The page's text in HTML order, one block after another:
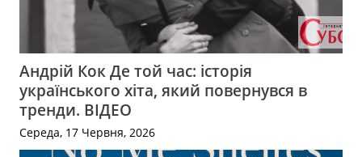
Андрій Кок Де той час: історія
українського хіта, який повернувся в
тренди. ВІДЕО
Середа, 17 Червня, 2026